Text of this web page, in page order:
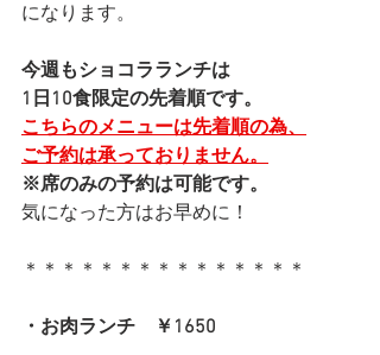
になります。
今週もショコラランチは
1日10食限定の先着順です。
こちらのメニューは先着順の為、
ご予約は承っておりません。
※席のみの予約は可能です。
気になった方はお早めに！
＊＊＊＊＊＊＊＊＊＊＊＊＊＊＊
・お肉ランチ　￥1650